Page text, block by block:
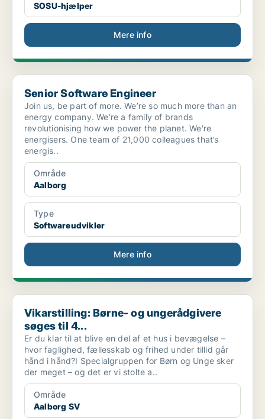
SOSU-hjælper
Mere info
Senior Software Engineer
Senior Software Engineer
Join us, be part of more. We’re so much more than an
energy company. We’re a family of brands
revolutionising how we power the planet. We're
energisers. One team of 21,000 colleagues that’s
energis..
Område
Aalborg
Type
Softwareudvikler
Mere info
Vikarstilling: Børne- og ungerådgivere søges til 4...
Vikarstilling: Børne- og ungerådgivere
søges til 4...
Er du klar til at blive en del af et hus i bevægelse –
hvor faglighed, fællesskab og frihed under tillid går
hånd i hånd?I Specialgruppen for Børn og Unge sker
der meget – og det er vi stolte a..
Område
Aalborg SV